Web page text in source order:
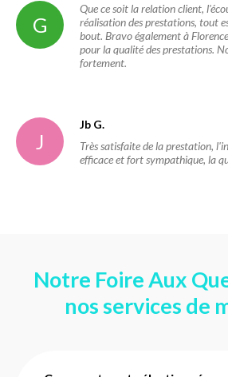
G
Que ce soit la relation client,
réalisation des prestations, tout
bout. Bravo également à
pour la qualité des prestations.
fortement.
J
Jb G.
Très satisfaite de la prestation,
efficace et fort sympathique, la
Notre Foire Aux
nos services de